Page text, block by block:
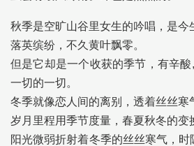
秋季是空旷山谷里女生的吟唱，是今
落英缤纷，不久黄叶飘零。
但是它却是一个收获的季节，有辛
一切的一切。
冬季就像恋人间的离别，透着丝丝寒
岁月里程用季节度量，春夏秋冬的变
阳光微弱折射着冬季的丝丝寒气，时